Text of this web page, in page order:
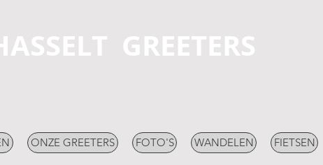
GREETERS
ONZE GREETERS FOTO'S WANDELEN FIETSEN